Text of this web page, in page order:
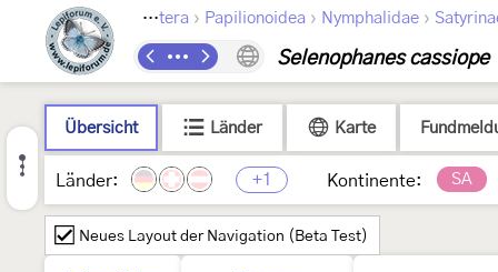
Lepidoptera › Papilionoidea › Nymphalidae ›
Selenophanes cassiope
Übersicht Länder Karte
Länder: +1 Kontinente: SA
Neues Layout der Navigation (Beta Test)